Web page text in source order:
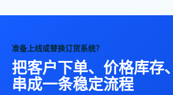
准备上线或替换订货系统？
把客户下单、价格库存
串成一条稳定流程